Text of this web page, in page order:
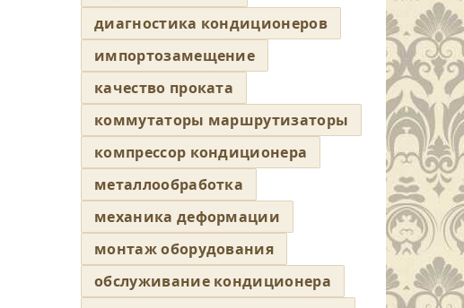
диагностика кондиционеров
импортозамещение
качество проката
коммутаторы маршрутизаторы
компрессор кондиционера
металлообработка
механика деформации
монтаж оборудования
обслуживание кондиционера